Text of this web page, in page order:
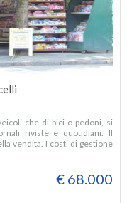
che di bici o pedoni, si
riviste e quotidiani. Il
vendita. I costi di gestione
€ 68.000